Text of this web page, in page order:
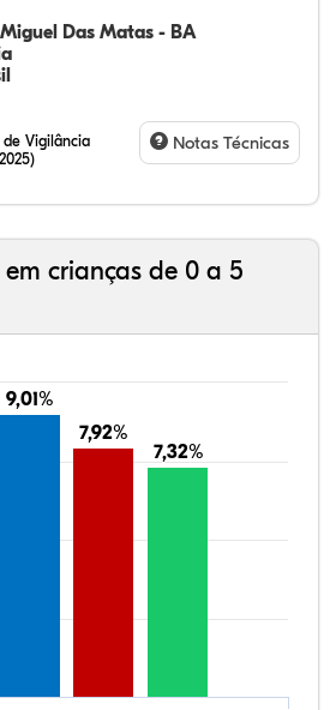
Das Matas - BA
de Vigilância
Notas Técnicas
em crianças de 0 a 5
9,01%
9,01%
7,92%
7,92%
7,32%
7,32%